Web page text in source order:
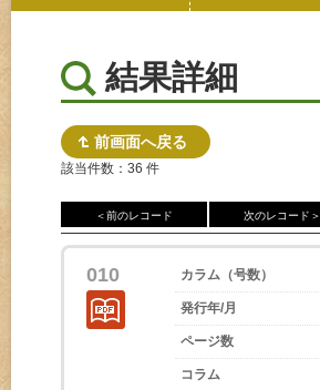
結果詳細
前画面へ戻る
該当件数：36 件
＜前のレコード 次のレコード＞
010 カラム（号数）
発行年/月
ページ数
コラム